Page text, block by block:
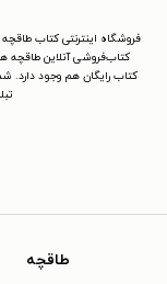
فروشگاه اینترنتی کتاب
کتاب‌فروشی آنلاین طاقچه
کتاب رایگان هم وجود دارد.
طاقچه